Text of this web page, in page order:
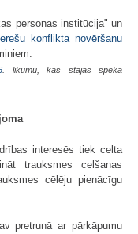
personas institūcija" un
konflikta novēršanu
. likumu, kas stājas spēkā
interesēs tiek celta
trauksmes celšanas
cēlēju pienācīgu
pretrunā ar pārkāpumu